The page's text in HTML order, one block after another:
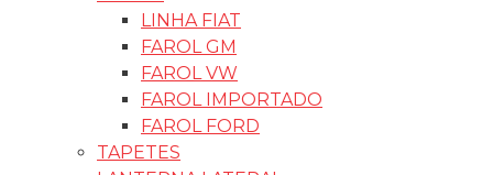
LINHA FIAT
FAROL GM
FAROL VW
FAROL IMPORTADO
FAROL FORD
TAPETES